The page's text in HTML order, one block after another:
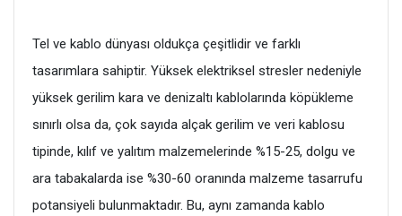
Tel ve kablo dünyası oldukça çeşitlidir ve farklı
tasarımlara sahiptir. Yüksek elektriksel stresler nedeniyle
yüksek gerilim kara ve denizaltı kablolarında köpükleme
sınırlı olsa da, çok sayıda alçak gerilim ve veri kablosu
tipinde, kılıf ve yalıtım malzemelerinde %15-25, dolgu ve
ara tabakalarda ise %30-60 oranında malzeme tasarrufu
potansiyeli bulunmaktadır. Bu, aynı zamanda kablo